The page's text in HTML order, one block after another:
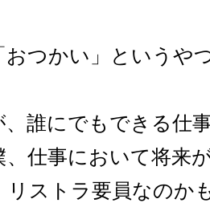
おつかい」というや
誰にでもできる仕
仕事において将来
リストラ要員なのか